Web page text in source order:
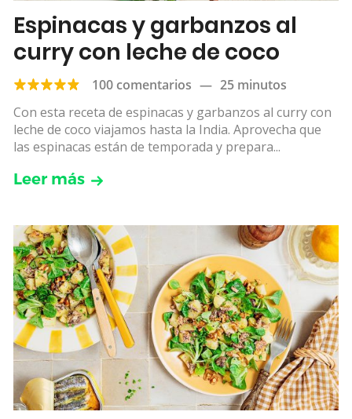
Espinacas y garbanzos al
curry con leche de coco
100 comentarios — 25 minutos
Con esta receta de espinacas y garbanzos al curry con
leche de coco viajamos hasta la India. Aprovecha que
las espinacas están de temporada y prepara...
Leer más